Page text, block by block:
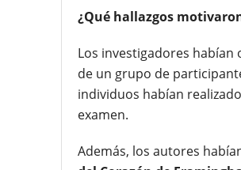
¿Qué hallazgos
Los investigadores habían
de un grupo de
individuos habían
examen.
Además, los autores